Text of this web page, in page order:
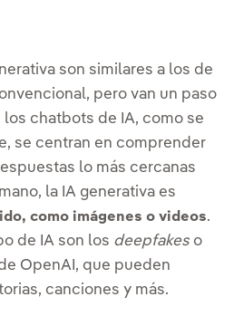
son similares a los de
pero van un paso
los chatbots de IA, como se
se centran en comprender
lo más cercanas
la IA generativa es
como imágenes o videos.
de IA son los deepfakes o
OpenAI, que pueden
canciones y más.